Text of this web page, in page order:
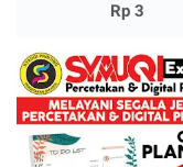
Rp 3